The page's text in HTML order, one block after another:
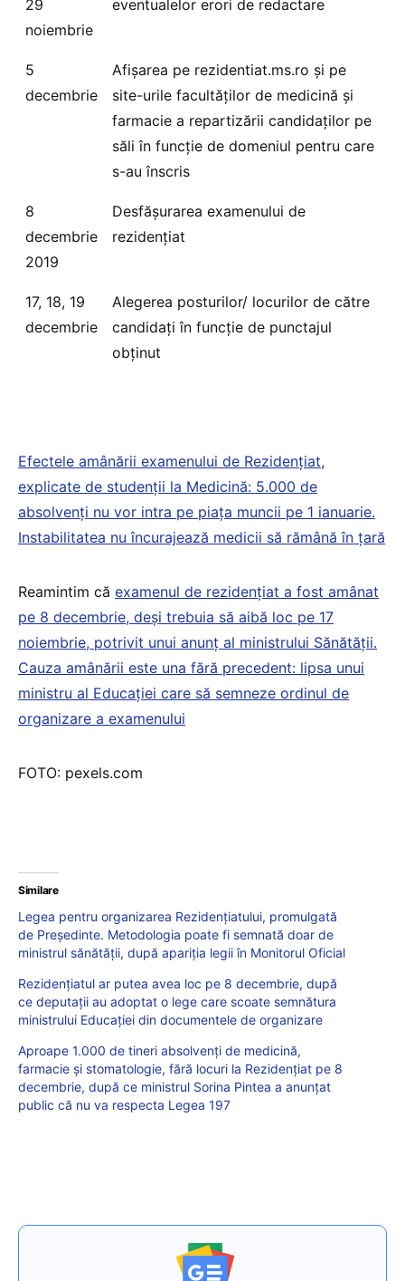
29
noiembrie
eventualelor erori de redactare
5
decembrie
Afişarea pe rezidentiat.ms.ro şi pe
site-urile facultăţilor de medicină şi
farmacie a repartizării candidaţilor pe
săli în funcţie de domeniul pentru care
s-au înscris
8
decembrie
2019
Desfășurarea examenului de
rezidențiat
17, 18, 19
decembrie
Alegerea posturilor/ locurilor de către
candidaţi în funcţie de punctajul
obţinut
Efectele amânării examenului de Rezidențiat,
explicate de studenții la Medicină: 5.000 de
absolvenți nu vor intra pe piața muncii pe 1 ianuarie.
Instabilitatea nu încurajează medicii să rămână în țară
Reamintim că examenul de rezidențiat a fost amânat
pe 8 decembrie, deși trebuia să aibă loc pe 17
noiembrie, potrivit unui anunț al ministrului Sănătății.
Cauza amânării este una fără precedent: lipsa unui
ministru al Educației care să semneze ordinul de
organizare a examenului
FOTO: pexels.com
Similare
Legea pentru organizarea Rezidenţiatului, promulgată
de Preşedinte. Metodologia poate fi semnată doar de
ministrul sănătăţii, după apariţia legii în Monitorul Oficial
Rezidențiatul ar putea avea loc pe 8 decembrie, după
ce deputații au adoptat o lege care scoate semnătura
ministrului Educației din documentele de organizare
Aproape 1.000 de tineri absolvenți de medicină,
farmacie și stomatologie, fără locuri la Rezidențiat pe 8
decembrie, după ce ministrul Sorina Pintea a anunțat
public că nu va respecta Legea 197